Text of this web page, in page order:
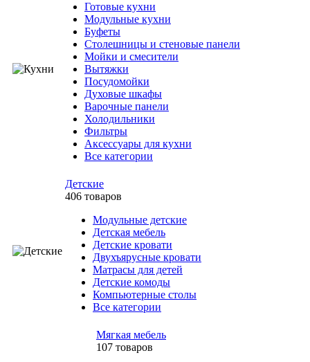
Готовые кухни
Модульные кухни
Буфеты
Столешницы и стеновые панели
Мойки и смесители
Вытяжки
Посудомойки
Духовые шкафы
Варочные панели
Холодильники
Фильтры
Аксессуары для кухни
Все категории
Детские
406 товаров
Модульные детские
Детская мебель
Детские кровати
Двухъярусные кровати
Матрасы для детей
Детские комоды
Компьютерные столы
Все категории
Мягкая мебель
107 товаров